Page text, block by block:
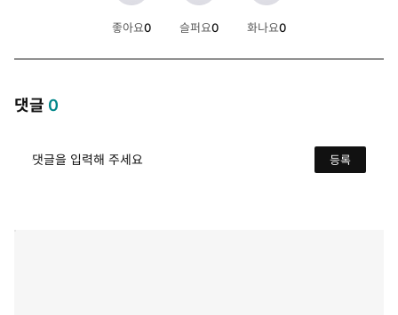
좋아요0
슬퍼요0
화나요0
댓글 0
댓글을 입력해 주세요 등록